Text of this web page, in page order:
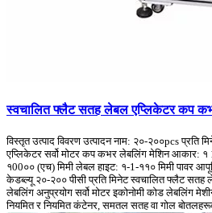
स्वचालित फ्लैट सतह लेबल एप्लिकेटर कप
विस्तृत उत्पाद विवरण उत्पादन नाम: २०-२००pcs प्रति
एप्लिकेटर सर्वो मोटर कप कभर लेबलिंग मेशिन आकार:
१00०० (एच) मिमी लेबल हाइट: १-1-११० मिमी पावर
केडब्ल्यू २०-२०० पीसी प्रति मिनेट स्वचालित फ्लैट सतह
लेबलिंग अनुप्रयोग सर्वो मोटर इकोनोमी कोड लेबलिंग
नियमित र नियमित कंटेनर, समतल सतह वा गोल